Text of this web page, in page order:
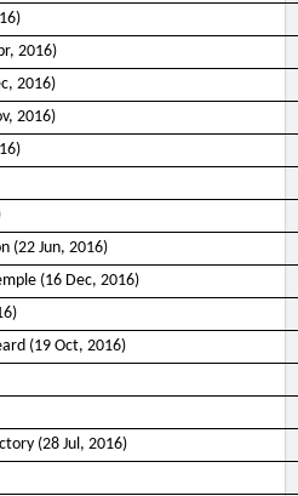
2016)
2016)
2016)
(22 Jun, 2016)
(16 Dec, 2016)
(19 Oct, 2016)
(28 Jul, 2016)